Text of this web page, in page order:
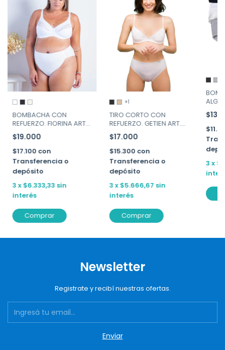
BOMBACHA CON
REFUERZO. FIORINA ART.
805
$19.000
$17.100 con
Transferencia o
depósito
3 x$6.333,33 sin
interés
Comprar
+1
TIRO CORTO CON
REFUERZO. GETIEN ART.
2067
$17.000
$15.300 con
Transferencia o
depósito
3x$5.666,67 sin
interés
Comprar
540
3 x
Newsletter
Registrate y recibí nuestras ofertas.